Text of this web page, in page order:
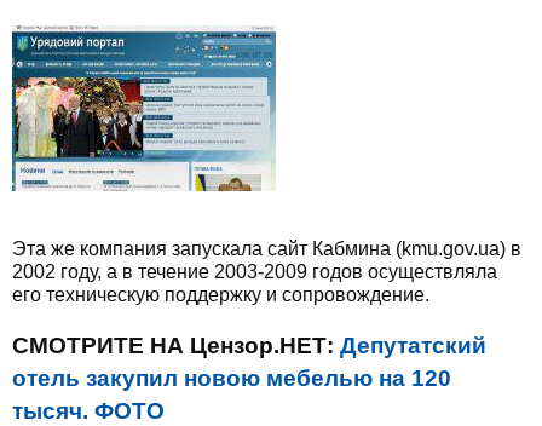
Эта же компания запускала сайт Кабмина (kmu.gov.ua) в
2002 году, а в течение 2003-2009 годов осуществляла
его техническую поддержку и сопровождение.
СМОТРИТЕ НА Цензор.НЕТ: Депутатский
отель закупил новою мебелью на 120
тысяч. ФОТО